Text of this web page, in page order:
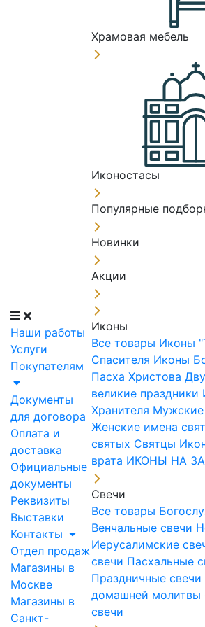
Наши работы
Услуги
Покупателям
Документы
для договора
Оплата и
доставка
Официальные
документы
Реквизиты
Выставки
Контакты
Отдел продаж
Магазины в
Москве
Магазины в
Санкт-
Храмовая мебель
Иконостасы
Популярные
Новинки
Акции
Иконы
Все товары Иконы
Спасителя Иконы
Пасха Христова
великие праздники
Хранителя Мужские
Женские имена
святых Святцы
врата ИКОНЫ НА
Свечи
Все товары
Венчальные свечи
Иерусалимские
свечи Пасхальные
Праздничные свечи
домашней молитвы
свечи